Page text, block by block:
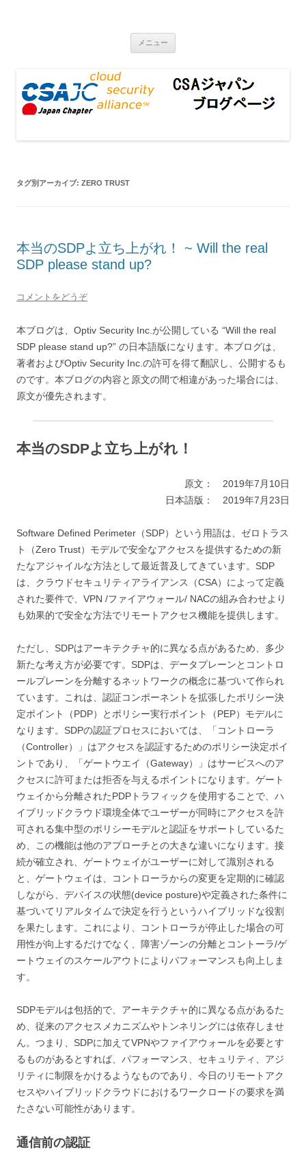
メニュー
タグ別アーカイブ: ZERO TRUST
本当のSDPよ立ち上がれ！ ~ Will the real
SDP please stand up?
コメントをどうぞ
本ブログは、Optiv Security Inc.が公開している “Will the real
SDP please stand up?” の日本語版になります。本ブログは、
著者およびOptiv Security Inc.の許可を得て翻訳し、公開するも
のです。本ブログの内容と原文の間で相違があった場合には、
原文が優先されます。
本当のSDPよ立ち上がれ！
原文： 2019年7月10日
日本語版： 2019年7月23日
Software Defined Perimeter（SDP）という用語は、ゼロトラス
ト（Zero Trust）モデルで安全なアクセスを提供するための新
たなアジャイルな方法として最近普及してきています。SDP
は、クラウドセキュリティアライアンス（CSA）によって定義
された要件で、VPN /ファイアウォール/ NACの組み合わせより
も効果的で安全な方法でリモートアクセス機能を提供します。
ただし、SDPはアーキテクチャ的に異なる点があるため、多少
新たな考え方が必要です。SDPは、データプレーンとコントロ
ールプレーンを分離するネットワークの概念に基づいて作られ
ています。これは、認証コンポーネントを拡張したポリシー決
定ポイント（PDP）とポリシー実行ポイント（PEP）モデルに
なります。SDPの認証プロセスにおいては、「コントローラ
（Controller）」はアクセスを認証するためのポリシー決定ポイ
ントであり、「ゲートウエイ（Gateway）」はサービスへのア
クセスに許可または拒否を与えるポイントになります。ゲート
ウェイから分離されたPDPトラフィックを使用することで、ハ
イブリッドクラウド環境全体でユーザーが同時にアクセスを許
可される集中型のポリシーモデルと認証をサポートしているた
め、この機能は他のアプローチとの大きな違いになります。接
続が確立され、ゲートウェイがユーザーに対して識別される
と、ゲートウェイは、コントローラからの変更を定期的に確認
しながら、デバイスの状態(device posture)や定義された条件に
基づいてリアルタイムで決定を行うというハイブリッドな役割
を果たします。これにより、コントローラが停止した場合の可
用性が向上するだけでなく、障害ゾーンの分離とコントーラ/ゲ
ートウェイのスケールアウトによりパフォーマンスも向上しま
す。
SDPモデルは包括的で、アーキテクチャ的に異なる点があるた
め、従来のアクセスメカニズムやトンネリングには依存しませ
ん。つまり、SDPに加えてVPNやファイアウォールを必要とす
るものがあるとすれば、パフォーマンス、セキュリティ、アジ
リティに制限をかけるようなものであり、今日のリモートアク
セスやハイブリッドクラウドにおけるワークロードの要求を満
たさない可能性があります。
通信前の認証